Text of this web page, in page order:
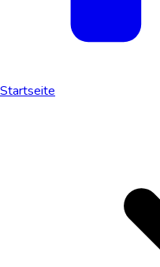
Startseite